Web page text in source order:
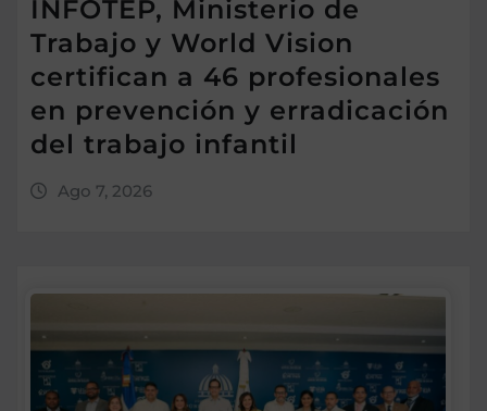
INFOTEP, Ministerio de
Trabajo y World Vision
certifican a 46 profesionales
en prevención y erradicación
del trabajo infantil
Ago 7, 2026